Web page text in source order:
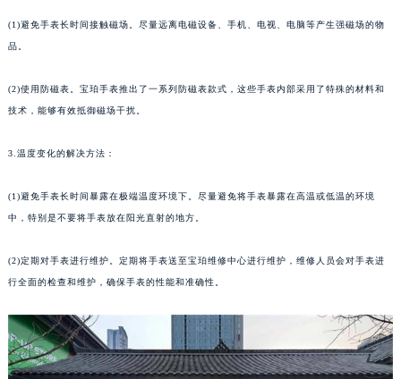
(1)避免手表长时间接触磁场。尽量远离电磁设备、手机、电视、电脑等产生强磁场的物
品。
(2)使用防磁表。宝珀手表推出了一系列防磁表款式，这些手表内部采用了特殊的材料和
技术，能够有效抵御磁场干扰。
3.温度变化的解决方法：
(1)避免手表长时间暴露在极端温度环境下。尽量避免将手表暴露在高温或低温的环境
中，特别是不要将手表放在阳光直射的地方。
(2)定期对手表进行维护。定期将手表送至宝珀维修中心进行维护，维修人员会对手表进
行全面的检查和维护，确保手表的性能和准确性。